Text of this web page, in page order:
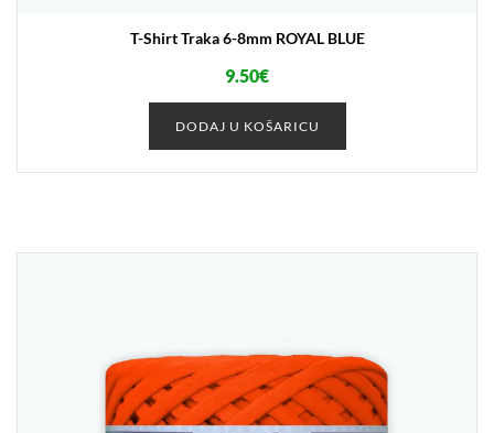
T-Shirt Traka 6-8mm ROYAL BLUE
9.50€
DODAJ U KOŠARICU